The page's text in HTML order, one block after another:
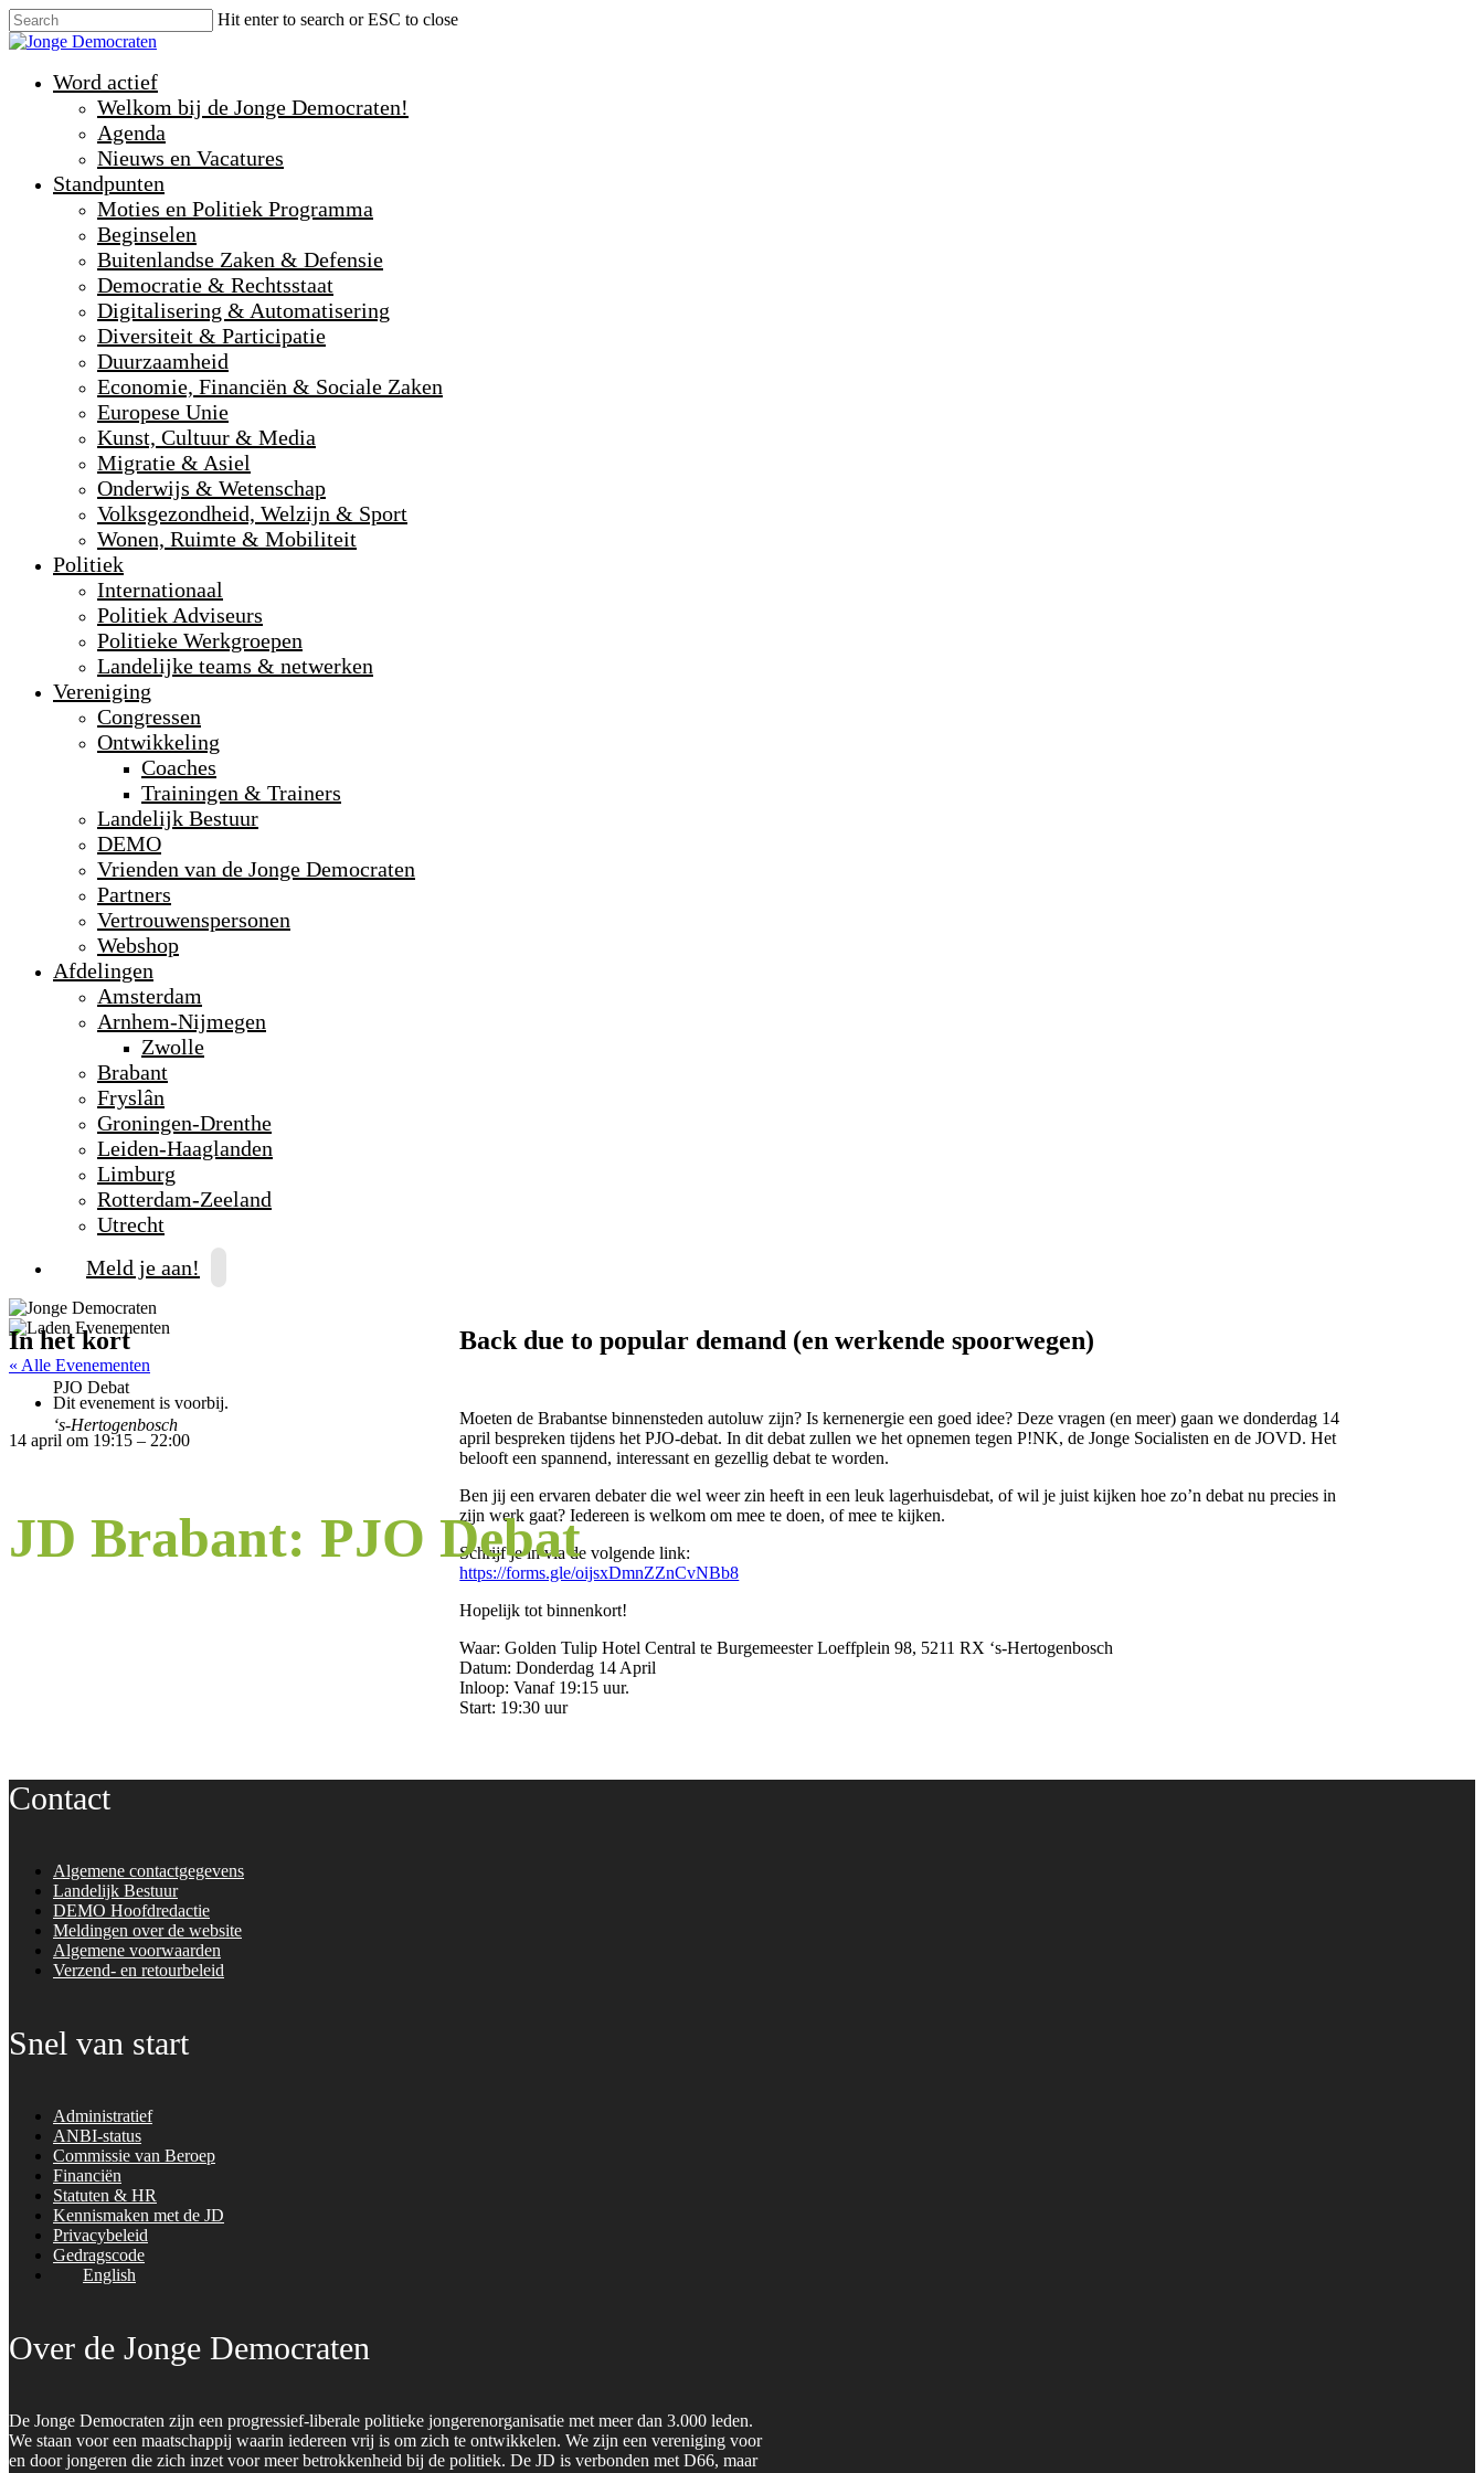
Hit enter to search or ESC to close
Word actief
Welkom bij de Jonge Democraten!
Agenda
Nieuws en Vacatures
Standpunten
Moties en Politiek Programma
Beginselen
Buitenlandse Zaken & Defensie
Democratie & Rechtsstaat
Digitalisering & Automatisering
Diversiteit & Participatie
Duurzaamheid
Economie, Financiën & Sociale Zaken
Europese Unie
Kunst, Cultuur & Media
Migratie & Asiel
Onderwijs & Wetenschap
Volksgezondheid, Welzijn & Sport
Wonen, Ruimte & Mobiliteit
Politiek
Internationaal
Politiek Adviseurs
Politieke Werkgroepen
Landelijke teams & netwerken
Vereniging
Congressen
Ontwikkeling
Coaches
Trainingen & Trainers
Landelijk Bestuur
DEMO
Vrienden van de Jonge Democraten
Partners
Vertrouwenspersonen
Webshop
Afdelingen
Amsterdam
Arnhem-Nijmegen
Zwolle
Brabant
Fryslân
Groningen-Drenthe
Leiden-Haaglanden
Limburg
Rotterdam-Zeeland
Utrecht
Meld je aan!
« Alle Evenementen
Dit evenement is voorbij.
JD Brabant: PJO Debat
In het kort
PJO Debat
‘s-Hertogenbosch
14 april om 19:15 – 22:00
Back due to popular demand (en werkende spoorwegen)
Moeten de Brabantse binnensteden autoluw zijn? Is kernenergie een goed idee? Deze vragen (en meer) gaan we donderdag 14
april bespreken tijdens het PJO-debat. In dit debat zullen we het opnemen tegen P!NK, de Jonge Socialisten en de JOVD. Het
belooft een spannend, interessant en gezellig debat te worden.
Ben jij een ervaren debater die wel weer zin heeft in een leuk lagerhuisdebat, of wil je juist kijken hoe zo’n debat nu precies in
zijn werk gaat? Iedereen is welkom om mee te doen, of mee te kijken.
Schrijf je in via de volgende link:
https://forms.gle/oijsxDmnZZnCvNBb8
Hopelijk tot binnenkort!
Waar: Golden Tulip Hotel Central te Burgemeester Loeffplein 98, 5211 RX ‘s-Hertogenbosch
Datum: Donderdag 14 April
Inloop: Vanaf 19:15 uur.
Start: 19:30 uur
Contact
Algemene contactgegevens
Landelijk Bestuur
DEMO Hoofdredactie
Meldingen over de website
Algemene voorwaarden
Verzend- en retourbeleid
Snel van start
Administratief
ANBI-status
Commissie van Beroep
Financiën
Statuten & HR
Kennismaken met de JD
Privacybeleid
Gedragscode
English
Over de Jonge Democraten
De Jonge Democraten zijn een progressief-liberale politieke jongerenorganisatie met meer dan 3.000 leden.
We staan voor een maatschappij waarin iedereen vrij is om zich te ontwikkelen. We zijn een vereniging voor
en door jongeren die zich inzet voor meer betrokkenheid bij de politiek. De JD is verbonden met D66, maar